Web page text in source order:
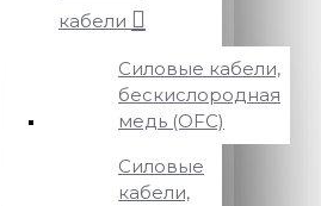
кабели
Силовые кабели,
бескислородная
медь (OFC)
Силовые
кабели,